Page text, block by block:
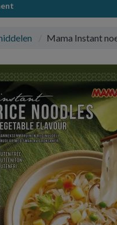
Mama Instant